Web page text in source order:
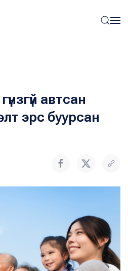
автсан
эрс буурсан